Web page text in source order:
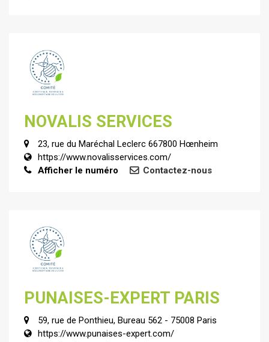
NOVALIS SERVICES
23, rue du Maréchal Leclerc 667800 Hœnheim
https://www.novalisservices.com/
Afficher le numéro
Contactez-nous
PUNAISES-EXPERT PARIS
59, rue de Ponthieu, Bureau 562 - 75008 Paris
https://www.punaises-expert.com/